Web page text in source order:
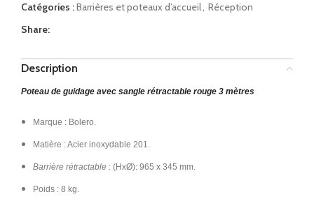
Catégories :Barrières et poteaux d’accueil, Réception
Share:
Description
Poteau de guidage avec sangle rétractable rouge 3 mètres
Marque : Bolero.
Matière : Acier inoxydable 201.
Barrière rétractable : (HxØ): 965 x 345 mm.
Poids : 8 kg.